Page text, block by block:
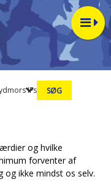
IFs værdier
og hvilke
forventer af
ikke mindst os selv.